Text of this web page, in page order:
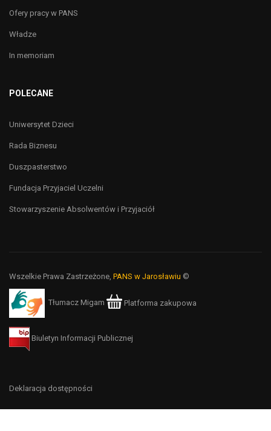
Ofery pracy w PANS
Władze
In memoriam
POLECANE
Uniwersytet Dzieci
Rada Biznesu
Duszpasterstwo
Fundacja Przyjaciel Uczelni
Stowarzyszenie Absolwentów i Przyjaciół
Wszelkie Prawa Zastrzeżone, PANS w Jarosławiu ©
Tłumacz Migam Platforma zakupowa
Biuletyn Informacji Publicznej
Deklaracja dostępności